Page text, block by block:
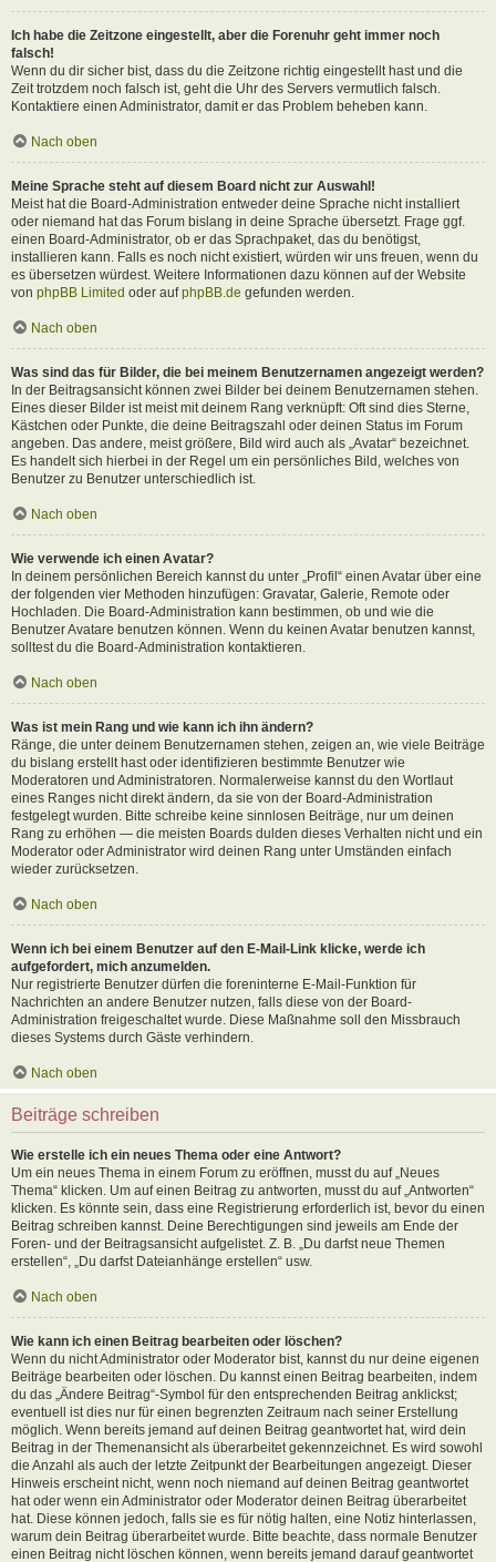
Ich habe die Zeitzone eingestellt, aber die Forenuhr geht immer noch
falsch!
Wenn du dir sicher bist, dass du die Zeitzone richtig eingestellt hast und die
Zeit trotzdem noch falsch ist, geht die Uhr des Servers vermutlich falsch.
Kontaktiere einen Administrator, damit er das Problem beheben kann.
Nach oben
Meine Sprache steht auf diesem Board nicht zur Auswahl!
Meist hat die Board-Administration entweder deine Sprache nicht installiert
oder niemand hat das Forum bislang in deine Sprache übersetzt. Frage ggf.
einen Board-Administrator, ob er das Sprachpaket, das du benötigst,
installieren kann. Falls es noch nicht existiert, würden wir uns freuen, wenn du
es übersetzen würdest. Weitere Informationen dazu können auf der Website
von phpBB Limited oder aufphpBB.de gefunden werden.
Nach oben
Was sind das für Bilder, die bei meinem Benutzernamen angezeigt werden?
In der Beitragsansicht können zwei Bilder bei deinem Benutzernamen stehen.
Eines dieser Bilder ist meist mit deinem Rang verknüpft: Oft sind dies Sterne,
Kästchen oder Punkte, die deine Beitragszahl oder deinen Status im Forum
angeben. Das andere, meist größere, Bild wird auch als „Avatar“ bezeichnet.
Es handelt sich hierbei in der Regel um ein persönliches Bild, welches von
Benutzer zu Benutzer unterschiedlich ist.
Nach oben
Wie verwende ich einen Avatar?
In deinem persönlichen Bereich kannst du unter „Profil“ einen Avatar über eine
der folgenden vier Methoden hinzufügen: Gravatar, Galerie, Remote oder
Hochladen. Die Board-Administration kann bestimmen, ob und wie die
Benutzer Avatare benutzen können. Wenn du keinen Avatar benutzen kannst,
solltest du die Board-Administration kontaktieren.
Nach oben
Was ist mein Rang und wie kann ich ihn ändern?
Ränge, die unter deinem Benutzernamen stehen, zeigen an, wie viele Beiträge
du bislang erstellt hast oder identifizieren bestimmte Benutzer wie
Moderatoren und Administratoren. Normalerweise kannst du den Wortlaut
eines Ranges nicht direkt ändern, da sie von der Board-Administration
festgelegt wurden. Bitte schreibe keine sinnlosen Beiträge, nur um deinen
Rang zu erhöhen — die meisten Boards dulden dieses Verhalten nicht und ein
Moderator oder Administrator wird deinen Rang unter Umständen einfach
wieder zurücksetzen.
Nach oben
Wenn ich bei einem Benutzer auf den E-Mail-Link klicke, werde ich
aufgefordert, mich anzumelden.
Nur registrierte Benutzer dürfen die foreninterne E-Mail-Funktion für
Nachrichten an andere Benutzer nutzen, falls diese von der Board-
Administration freigeschaltet wurde. Diese Maßnahme soll den Missbrauch
dieses Systems durch Gäste verhindern.
Nach oben
Beiträge schreiben
Wie erstelle ich ein neues Thema oder eine Antwort?
Um ein neues Thema in einem Forum zu eröffnen, musst du auf „Neues
Thema“ klicken. Um auf einen Beitrag zu antworten, musst du auf „Antworten“
klicken. Es könnte sein, dass eine Registrierung erforderlich ist, bevor du einen
Beitrag schreiben kannst. Deine Berechtigungen sind jeweils am Ende der
Foren- und der Beitragsansicht aufgelistet. Z. B. „Du darfst neue Themen
erstellen“, „Du darfst Dateianhänge erstellen“ usw.
Nach oben
Wie kann ich einen Beitrag bearbeiten oder löschen?
Wenn du nicht Administrator oder Moderator bist, kannst du nur deine eigenen
Beiträge bearbeiten oder löschen. Du kannst einen Beitrag bearbeiten, indem
du das „Ändere Beitrag“-Symbol für den entsprechenden Beitrag anklickst;
eventuell ist dies nur für einen begrenzten Zeitraum nach seiner Erstellung
möglich. Wenn bereits jemand auf deinen Beitrag geantwortet hat, wird dein
Beitrag in der Themenansicht als überarbeitet gekennzeichnet. Es wird sowohl
die Anzahl als auch der letzte Zeitpunkt der Bearbeitungen angezeigt. Dieser
Hinweis erscheint nicht, wenn noch niemand auf deinen Beitrag geantwortet
hat oder wenn ein Administrator oder Moderator deinen Beitrag überarbeitet
hat. Diese können jedoch, falls sie es für nötig halten, eine Notiz hinterlassen,
warum dein Beitrag überarbeitet wurde. Bitte beachte, dass normale Benutzer
einen Beitrag nicht löschen können, wenn bereits jemand darauf geantwortet